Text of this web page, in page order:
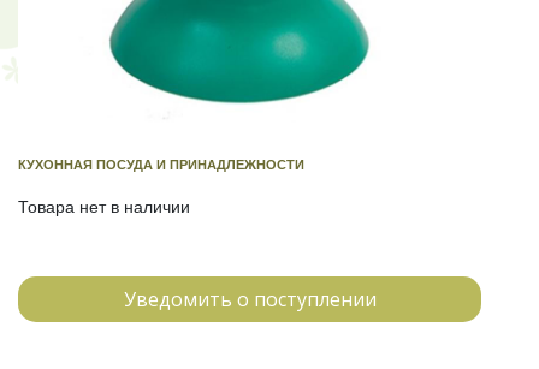
КУХОННАЯ ПОСУДА И ПРИНАДЛЕЖНОСТИ
Товара нет в наличии
Уведомить о поступлении